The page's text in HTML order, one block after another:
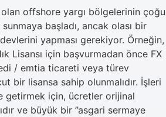
olan offshore yargı bölgelerinin çoğu
sunmaya başladı, ancak olası bir
yapması gerekiyor. Örneğin,
Lisansı için başvurmadan önce FX
/ emtia ticareti veya türev
bir lisansa sahip olunmalıdır. İşleri
getirmek için, ücretler orijinal
ve büyük bir ”asgari sermaye